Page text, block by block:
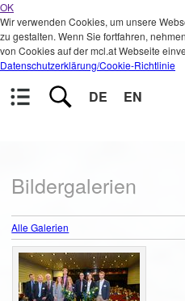
OK
Wir verwenden Cookies, um unsere
zu gestalten. Wenn Sie fortfahren,
von Cookies auf der mcl.at Webseite
Datenschutzerklärung/Cookie-Richtlinie
DE EN
Bildergalerien
Alle Galerien